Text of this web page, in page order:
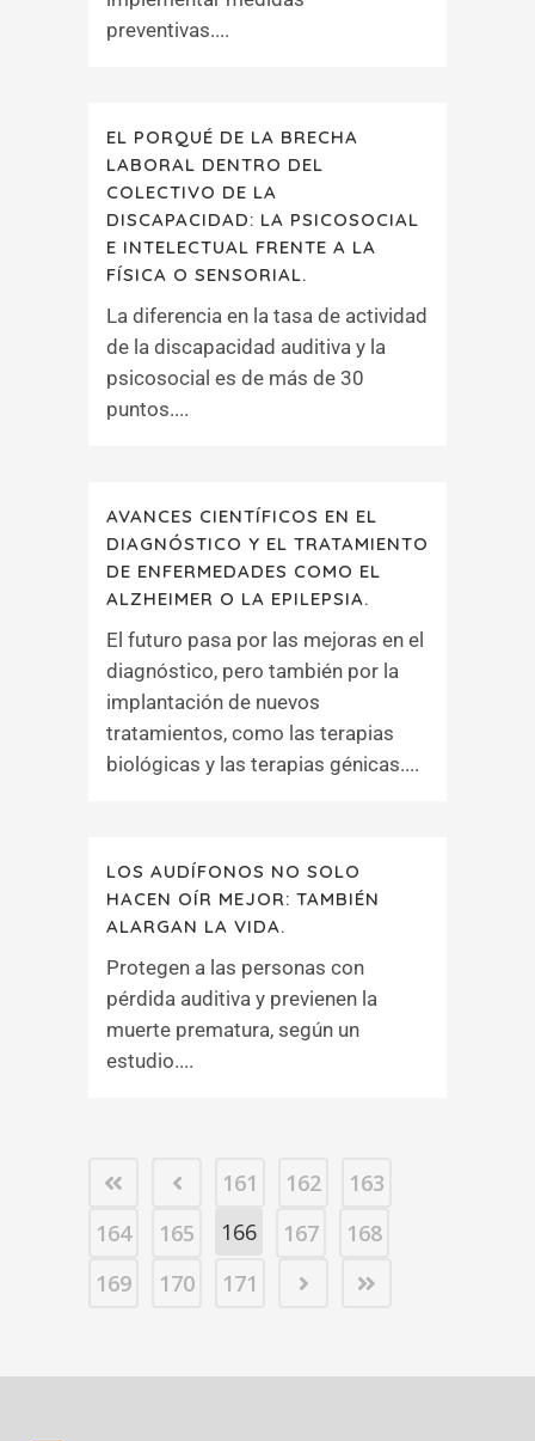
preventivas....
EL PORQUÉ DE LA BRECHA
LABORAL DENTRO DEL
COLECTIVO DE LA
DISCAPACIDAD: LA PSICOSOCIAL
E INTELECTUAL FRENTE A LA
FÍSICA O SENSORIAL.
La diferencia en la tasa de actividad
de la discapacidad auditiva y la
psicosocial es de más de 30
puntos....
AVANCES CIENTÍFICOS EN EL
DIAGNÓSTICO Y EL TRATAMIENTO
DE ENFERMEDADES COMO EL
ALZHEIMER O LA EPILEPSIA.
El futuro pasa por las mejoras en el
diagnóstico, pero también por la
implantación de nuevos
tratamientos, como las terapias
biológicas y las terapias génicas....
LOS AUDÍFONOS NO SOLO
HACEN OÍR MEJOR: TAMBIÉN
ALARGAN LA VIDA.
Protegen a las personas con
pérdida auditiva y previenen la
muerte prematura, según un
estudio....
161 162
163
164
165 166 167
168
169
170 171